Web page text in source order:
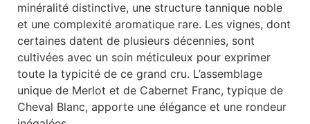
minéralité distinctive, une structure tannique noble
et une complexité aromatique rare. Les vignes, dont
certaines datent de plusieurs décennies, sont
cultivées avec un soin méticuleux pour exprimer
toute la typicité de ce grand cru. L’assemblage
unique de Merlot et de Cabernet Franc, typique de
Cheval Blanc, apporte une élégance et une rondeur